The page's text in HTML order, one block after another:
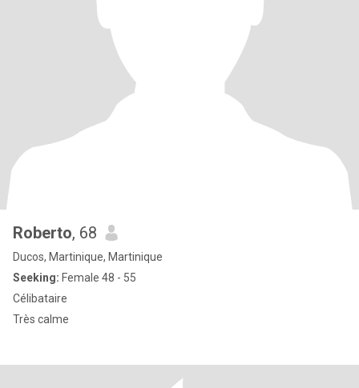
Roberto, 68
Ducos, Martinique, Martinique
Seeking: Female 48 - 55
Célibataire
Très calme